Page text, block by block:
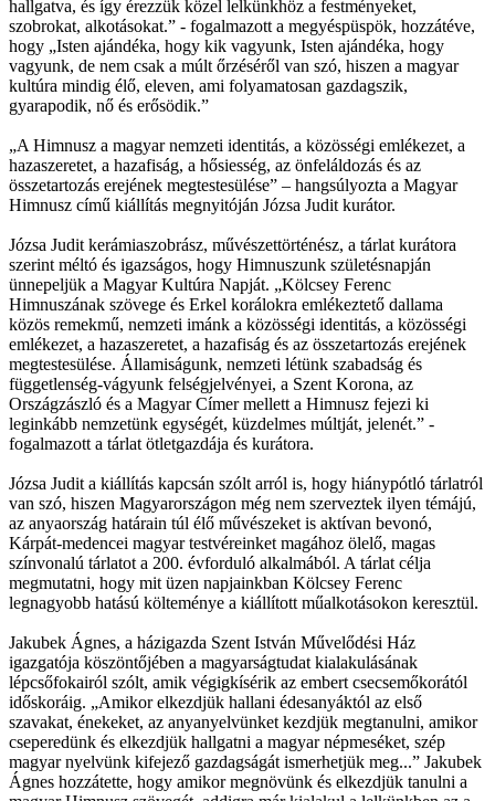
hallgatva, és így érezzük közel lelkünkhöz a festményeket,
szobrokat, alkotásokat.” - fogalmazott a megyéspüspök, hozzátéve,
hogy „Isten ajándéka, hogy kik vagyunk, Isten ajándéka, hogy
vagyunk, de nem csak a múlt őrzéséről van szó, hiszen a magyar
kultúra mindig élő, eleven, ami folyamatosan gazdagszik,
gyarapodik, nő és erősödik.”
„A Himnusz a magyar nemzeti identitás, a közösségi emlékezet, a
hazaszeretet, a hazafiság, a hősiesség, az önfeláldozás és az
összetartozás erejének megtestesülése” – hangsúlyozta a Magyar
Himnusz című kiállítás megnyitóján Józsa Judit kurátor.
Józsa Judit kerámiaszobrász, művészettörténész, a tárlat kurátora
szerint méltó és igazságos, hogy Himnuszunk születésnapján
ünnepeljük a Magyar Kultúra Napját. „Kölcsey Ferenc
Himnuszának szövege és Erkel korálokra emlékeztető dallama
közös remekmű, nemzeti imánk a közösségi identitás, a közösségi
emlékezet, a hazaszeretet, a hazafiság és az összetartozás erejének
megtestesülése. Államiságunk, nemzeti létünk szabadság és
függetlenség-vágyunk felségjelvényei, a Szent Korona, az
Országzászló és a Magyar Címer mellett a Himnusz fejezi ki
leginkább nemzetünk egységét, küzdelmes múltját, jelenét.” -
fogalmazott a tárlat ötletgazdája és kurátora.
Józsa Judit a kiállítás kapcsán szólt arról is, hogy hiánypótló tárlatról
van szó, hiszen Magyarországon még nem szerveztek ilyen témájú,
az anyaország határain túl élő művészeket is aktívan bevonó,
Kárpát-medencei magyar testvéreinket magához ölelő, magas
színvonalú tárlatot a 200. évforduló alkalmából. A tárlat célja
megmutatni, hogy mit üzen napjainkban Kölcsey Ferenc
legnagyobb hatású költeménye a kiállított műalkotásokon keresztül.
Jakubek Ágnes, a házigazda Szent István Művelődési Ház
igazgatója köszöntőjében a magyarságtudat kialakulásának
lépcsőfokairól szólt, amik végigkísérik az embert csecsemőkorától
időskoráig. „Amikor elkezdjük hallani édesanyáktól az első
szavakat, énekeket, az anyanyelvünket kezdjük megtanulni, amikor
cseperedünk és elkezdjük hallgatni a magyar népmeséket, szép
magyar nyelvünk kifejező gazdagságát ismerhetjük meg...” Jakubek
Ágnes hozzátette, hogy amikor megnövünk és elkezdjük tanulni a